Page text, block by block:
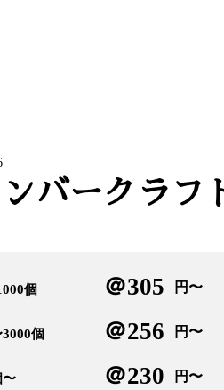
バークラフ
個 ＠305 円〜
個 ＠256 円〜
〜 ＠230 円〜